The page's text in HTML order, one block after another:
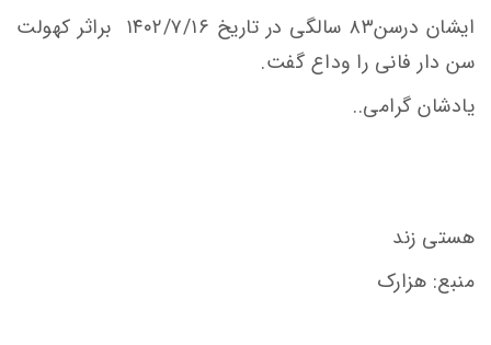
ایشان درسن۸۳ سالگی در تاریخ ۱۴۰۲/۷/۱۶ براثر کهولت
سن دار فانی را وداع گفت.
یادشان گرامی..
هستی زند
منبع: هزارک